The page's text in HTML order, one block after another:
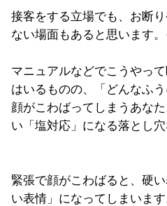
接客をする立場でも、お断
ない場面もあると思います
マニュアルなどでこうやっ
はいるものの、「どんなふ
顔がこわばってしまうあな
い「塩対応」になる落とし穴
緊張で顔がこわばると、硬
い表情」になってしまいます